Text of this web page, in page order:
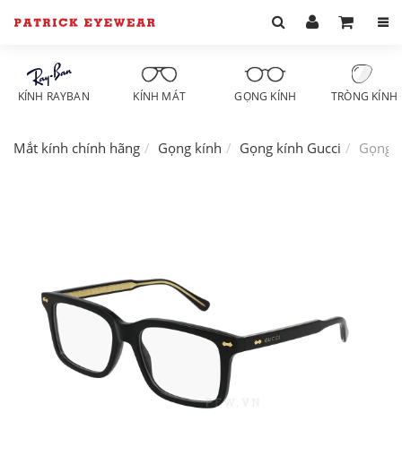
KÍNH RAYBAN KÍNH MÁT GỌNG KÍNH TRÒNG KÍNH
Mắt kính chính hãng Gọng kính Gọng kính Gucci Gọng